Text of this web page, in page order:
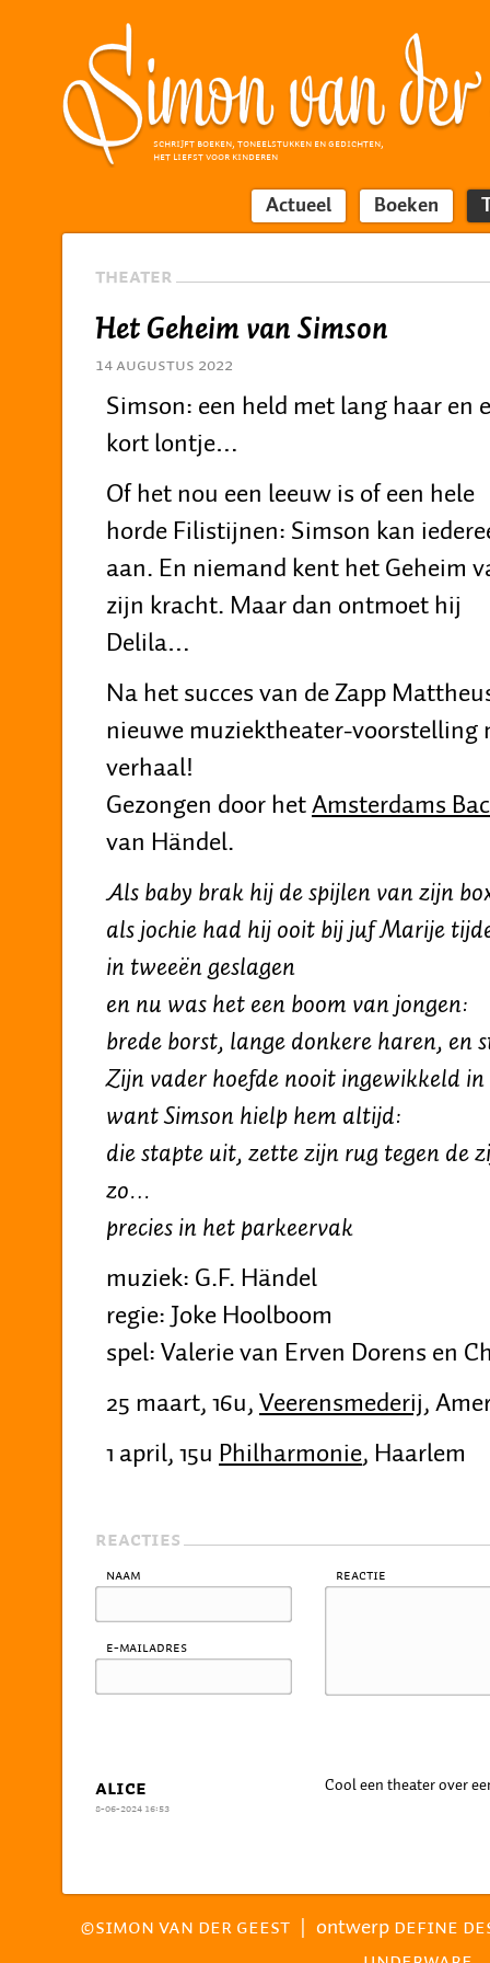
SCHRIJFT BOEKEN, TONEELSTUKKEN EN GEDICHTEN,
HET LIEFST VOOR KINDEREN
Actueel Boeken
THEATER
Het Geheim van Simson
14 augustus 2022
Simson: een held met lang haar en
kort lontje…
Of het nou een leeuw is of een hele
horde Filistijnen: Simson kan
aan. En niemand kent het Geheim
zijn kracht. Maar dan ontmoet hij
Delila…
Na het succes van de Zapp
nieuwe muziektheater-voorstelling
verhaal!
Gezongen door hetAmsterdams
van Händel.
Als baby brak hij de spijlen van zijn
als jochie had hij ooit bij juf Marije
in tweeën geslagen
en nu was het een boom van jongen:
brede borst, lange donkere haren, en
Zijn vader hoefde nooit ingewikkeld
want Simson hielp hem altijd:
die stapte uit, zette zijn rug tegen de
zo…
precies in het parkeervak
muziek: G.F. Händel
regie: Joke Hoolboom
spel: Valerie van Erven Dorens en
25 maart, 16u,Veerensmederij,
1 april, 15uPhilharmonie, Haarlem
REACTIES
Naam
E-mailadres
Reactie
ALICE
8-06-2024 16:53
Cool een theater over
©SIMON VAN DER GEEST | ontwerp DEFINE